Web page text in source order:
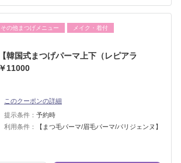
その他まつげメニュー
メイク・着付
韓国式まつげパーマ上下（レピアラ
11000
このクーポンの詳細
提示条件： 予約時
利用条件：
【まつ毛パーマ/眉毛パーマ/パリジェンヌ】